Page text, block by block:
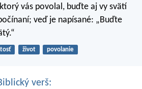
vás povolal, buďte aj vy svätí
veď je napísané: „Buďte
život povolanie
verš: